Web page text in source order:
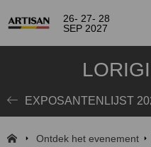
26- 27- 28
SEP 2027
EXPOSANTENLIJST
Ontdek het evenement